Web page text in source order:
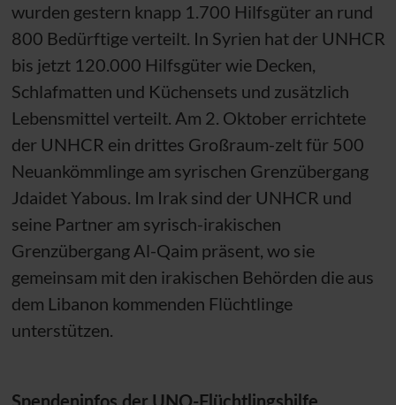
wurden gestern knapp 1.700 Hilfsgüter an rund
800 Bedürftige verteilt. In Syrien hat der UNHCR
bis jetzt 120.000 Hilfsgüter wie Decken,
Schlafmatten und Küchensets und zusätzlich
Lebensmittel verteilt. Am 2. Oktober errichtete
der UNHCR ein drittes Großraum-zelt für 500
Neuankömmlinge am syrischen Grenzübergang
Jdaidet Yabous. Im Irak sind der UNHCR und
seine Partner am syrisch-irakischen
Grenzübergang Al-Qaim präsent, wo sie
gemeinsam mit den irakischen Behörden die aus
dem Libanon kommenden Flüchtlinge
unterstützen.